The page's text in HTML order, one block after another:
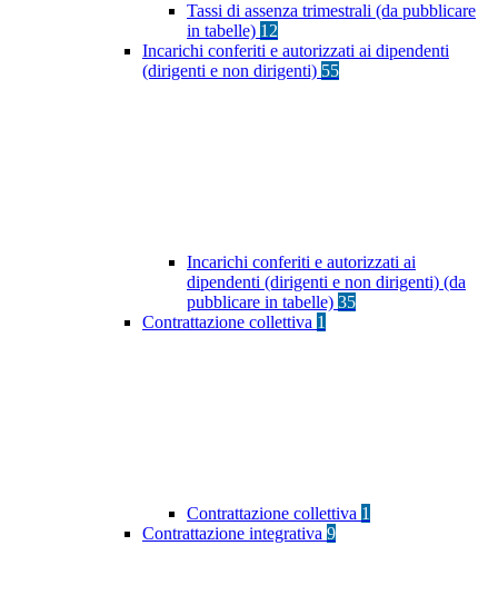
Tassi di assenza trimestrali (da pubblicare
in tabelle) 12
Incarichi conferiti e autorizzati ai dipendenti
(dirigenti e non dirigenti) 55
Incarichi conferiti e autorizzati ai
dipendenti (dirigenti e non dirigenti) (da
pubblicare in tabelle) 35
Contrattazione collettiva 1
Contrattazione collettiva 1
Contrattazione integrativa 9